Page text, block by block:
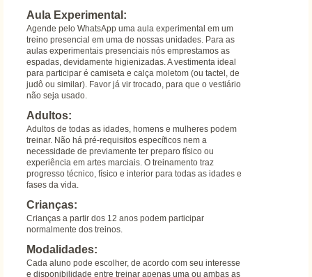
Aula Experimental:
Agende pelo WhatsApp uma aula experimental em um
treino presencial em uma de nossas unidades. Para as
aulas experimentais presenciais nós emprestamos as
espadas, devidamente higienizadas. A vestimenta ideal
para participar é camiseta e calça moletom (ou tactel, de
judô ou similar). Favor já vir trocado, para que o vestiário
não seja usado.
Adultos:
Adultos de todas as idades, homens e mulheres podem
treinar. Não há pré-requisitos específicos nem a
necessidade de previamente ter preparo físico ou
experiência em artes marciais. O treinamento traz
progresso técnico, físico e interior para todas as idades e
fases da vida.
Crianças:
Crianças a partir dos 12 anos podem participar
normalmente dos treinos.
Modalidades:
Cada aluno pode escolher, de acordo com seu interesse
e disponibilidade entre treinar apenas uma ou ambas as